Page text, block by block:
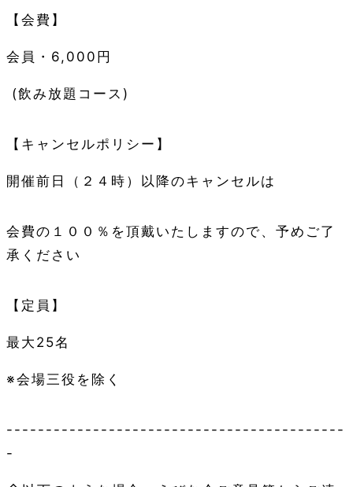
【会費】
会員・6,000円
(飲み放題コース)
【キャンセルポリシー】
開催前日（２４時）以降のキャンセルは
会費の１００％を頂戴いたしますので、予めご了
承ください
【定員】
最大25名
※会場三役を除く
-------------------------------------------
-